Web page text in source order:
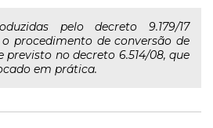
pelo decreto 9.179/17
procedimento de conversão de
no decreto 6.514/08, que
em prática.